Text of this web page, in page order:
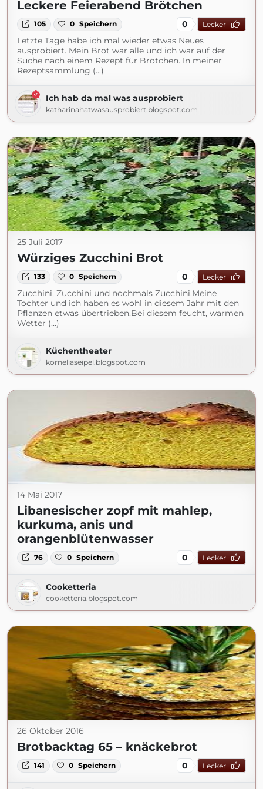
Leckere Feierabend Brötchen
105 0 Speichern 0 Lecker
Letzte Tage habe ich mal wieder etwas Neues
ausprobiert. Mein Brot war alle und ich war auf der
Suche nach einem Rezept für Brötchen. In meiner
Rezeptsammlung (...)
Ich hab da mal was ausprobiert
katharinahatwasausprobiert.blogspot.com
25 Juli 2017
Würziges Zucchini Brot
133 0 Speichern 0 Lecker
Zucchini, Zucchini und nochmals Zucchini.Meine
Tochter und ich haben es wohl in diesem Jahr mit den
Pflanzen etwas übertrieben.Bei diesem feucht, warmen
Wetter (...)
Küchentheater
korneliaseipel.blogspot.com
14 Mai 2017
Libanesischer zopf mit mahlep,
kurkuma, anis und
orangenblütenwasser
76 0 Speichern 0 Lecker
Cooketteria
cooketteria.blogspot.com
26 Oktober 2016
Brotbacktag 65 – knäckebrot
141 0 Speichern 0 Lecker